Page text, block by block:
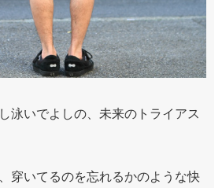
泳いでよしの、未来のトライアス
穿いてるのを忘れるかのような快